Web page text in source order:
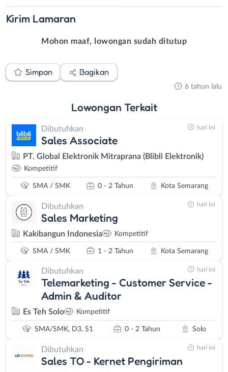
Kirim Lamaran
Mohon maaf, lowongan sudah ditutup
Simpan Bagikan
6 tahun lalu
Lowongan Terkait
Dibutuhkan
Sales Associate
PT. Global Elektronik Mitraprana (Blibli Elektronik)
Kompetitif
SMA / SMK 0 - 2 Tahun Kota Semarang
hari ini
Dibutuhkan
Sales Marketing
Kakibangun Indonesia Kompetitif
SMA / SMK 1 - 2 Tahun Kota Semarang
hari ini
Dibutuhkan
Telemarketing - Customer Service -
Admin & Auditor
Es Teh Solo Kompetitif
SMA/SMK, D3, S1 0 - 2 Tahun Solo
hari ini
Dibutuhkan
Sales TO - Kernet Pengiriman
hari ini